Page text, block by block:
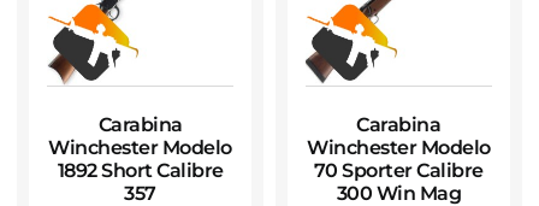
Carabina
Winchester Modelo
1892 Short Calibre
357
Carabina
Winchester Modelo
70 Sporter Calibre
300 Win Mag